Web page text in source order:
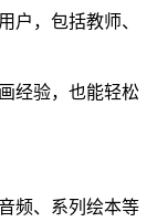
户，包括教师、
经验，也能轻松
频、系列绘本等